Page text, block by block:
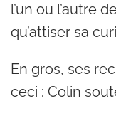
l’un ou l’autre
qu’attiser sa
En gros, ses
ceci : Colin